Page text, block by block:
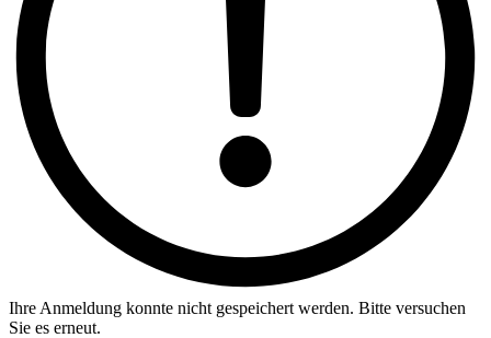
Ihre Anmeldung konnte nicht gespeichert werden. Bitte versuchen
Sie es erneut.